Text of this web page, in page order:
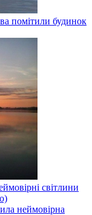
помітили будинок
світлини
неймовірна